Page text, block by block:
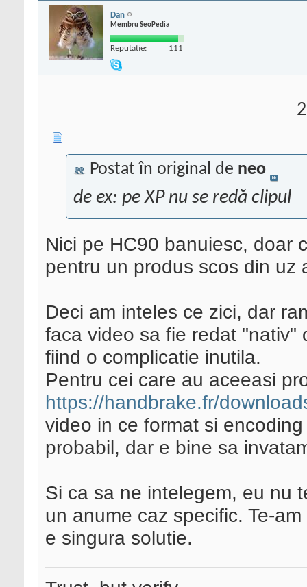
Dan
Membru SeoPedia
Reputatie: 111
Postat în original de neo
de ex: pe XP nu se redă clipul
Nici pe HC90 banuiesc, doar
pentru un produs scos din uz
Deci am inteles ce zici, dar
faca video sa fie redat "nativ"
fiind o complicatie inutila.
Pentru cei care au aceeasi
https://handbrake.fr/
video in ce format si
probabil, dar e bine sa
Si ca sa ne intelegem, eu nu
un anume caz specific. Te-
e singura solutie.